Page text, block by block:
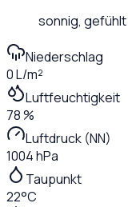
sonnig, gefühlt
Niederschlag
0 L/m²
Luftfeuchtigkeit
78 %
Luftdruck (NN)
1004 hPa
Taupunkt
22°C